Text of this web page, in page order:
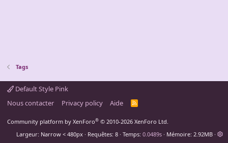
Tags
Default Style Pink
Nous contacter
Privacy policy Aide
R
Community platform by XenForo® © 2010-2026 XenForo Ltd.
Largeur
Requêtes 8 Temps 0.0489s Mémoire 2.92MB